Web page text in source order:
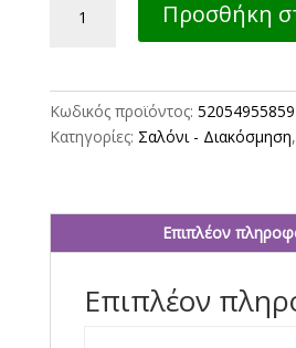
ΤΡΙΘΕΣΙΟΥ
170X300
LILAC
Προσθήκη
Κωδικός προϊόντος:
Κατηγορίες: Σαλόνι - Διακόσμηση,
Επιπλέον
Επιπλέον